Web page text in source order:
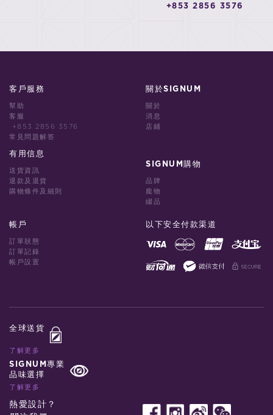
+853 2856 3576
客戶服務
幫助
客服
+853 2856 3576
常見問題解答
有用信息
送貨資訊
退款及退貨
購物條件及細則
關於SIGNUM
關於
消息
店鋪
SIGNUM購物
品牌
龐物
綴品
帳戶
訂單狀態
訂單記錄
帳戶設置
以下安全付款渠道
全球送貨
了解更多
SIGNUM專業
品味選擇
了解更多
熱愛設計？